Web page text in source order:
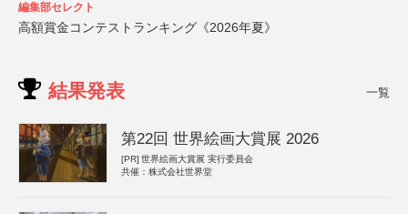
編集部セレクト
高額賞金コンテストランキング《2026年夏》
結果発表 一覧
第22回 世界絵画大賞展 2026
[PR] 世界絵画大賞展 実行委員会
共催：株式会社世界堂